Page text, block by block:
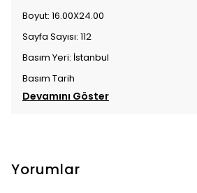
Boyut: 16.00X24.00
Sayfa Sayısı: 112
Basım Yeri: İstanbul
Basım Tarih
Devamını Göster
Yorumlar